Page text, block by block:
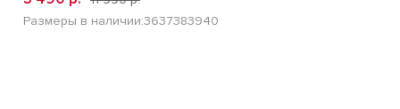
Размеры в наличии:3637383940